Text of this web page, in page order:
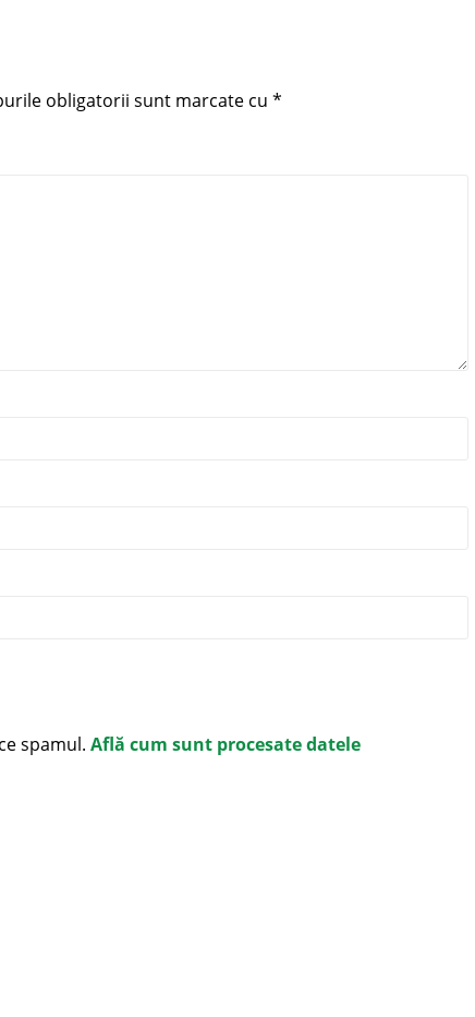
obligatorii sunt marcate cu *
spamul. Află cum sunt procesate datele